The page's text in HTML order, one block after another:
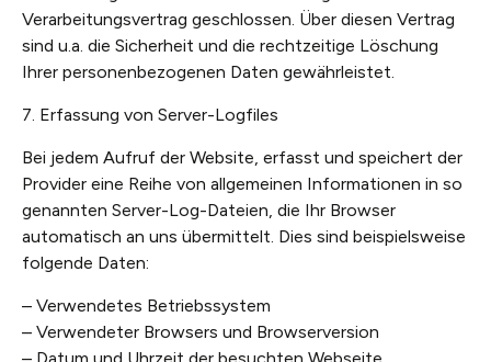
Verarbeitungsvertrag geschlossen. Über diesen Vertrag
sind u.a. die Sicherheit und die rechtzeitige Löschung
Ihrer personenbezogenen Daten gewährleistet.
7. Erfassung von Server-Logfiles
Bei jedem Aufruf der Website, erfasst und speichert der
Provider eine Reihe von allgemeinen Informationen in so
genannten Server-Log-Dateien, die Ihr Browser
automatisch an uns übermittelt. Dies sind beispielsweise
folgende Daten:
– Verwendetes Betriebssystem
– Verwendeter Browsers und Browserversion